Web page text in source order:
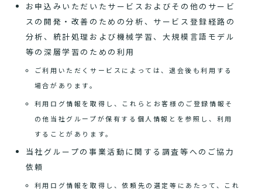
お申込みいただいたサービスおよびその他のサービ
スの開発・改善のための分析、サービス登録経路の
分析、統計処理および機械学習、大規模言語モデル
等の深層学習のための利用
ご利用いただくサービスによっては、退会後も利用する
場合があります。
利用ログ情報を取得し、これらとお客様のご登録情報そ
の他当社グループが保有する個人情報とを参照し、利用
することがあります。
当社グループの事業活動に関する調査等へのご協力
依頼
利用ログ情報を取得し、依頼先の選定等にあたって、これ